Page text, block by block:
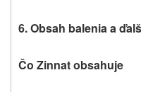
6. Obsah balenia a
Čo Zinnat obsahuje